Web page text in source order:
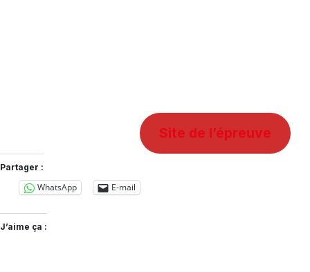
Site de l’épreuve
Partager :
WhatsApp E-mail
J’aime ça :